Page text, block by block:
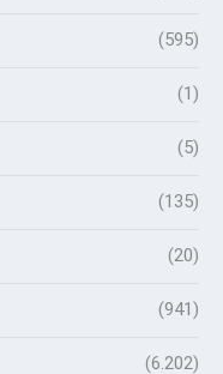
(595)
(1)
(5)
(135)
(20)
(941)
(6.202)